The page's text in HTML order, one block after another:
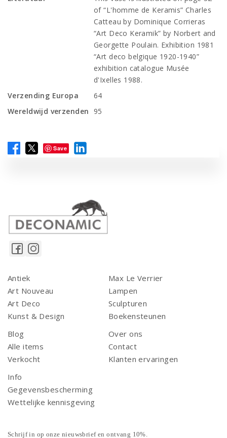
of “L'homme de Keramis” Charles
Catteau by Dominique Corrieras
“Art Deco Keramik” by Norbert and
Georgette Poulain. Exhibition 1981
“Art deco belgique 1920-1940”
exhibition catalogue Musée
d'Ixelles 1988.
Verzending Europa
64
Wereldwijd verzenden
95
Save
Antiek
Art Nouveau
Art Deco
Kunst & Design
Max Le Verrier
Lampen
Sculpturen
Boekensteunen
Blog
Alle items
Verkocht
Over ons
Contact
Klanten ervaringen
Info
Gegevensbescherming
Wettelijke kennisgeving
Schrijf in op onze nieuwsbrief en ontvang 10%.